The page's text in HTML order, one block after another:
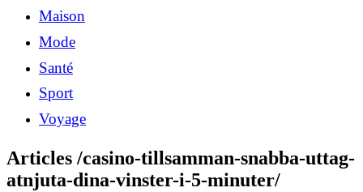
Maison
Mode
Santé
Sport
Voyage
Articles /casino-tillsamman-snabba-uttag-
atnjuta-dina-vinster-i-5-minuter/